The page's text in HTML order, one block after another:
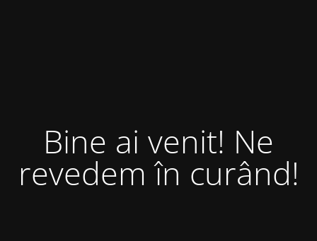
Bine ai venit! Ne
revedem în curând!